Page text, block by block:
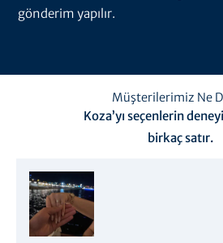
gönderim yapılır.
Müşterilerimiz Ne
Koza’yı seçenlerin
birkaç satır.